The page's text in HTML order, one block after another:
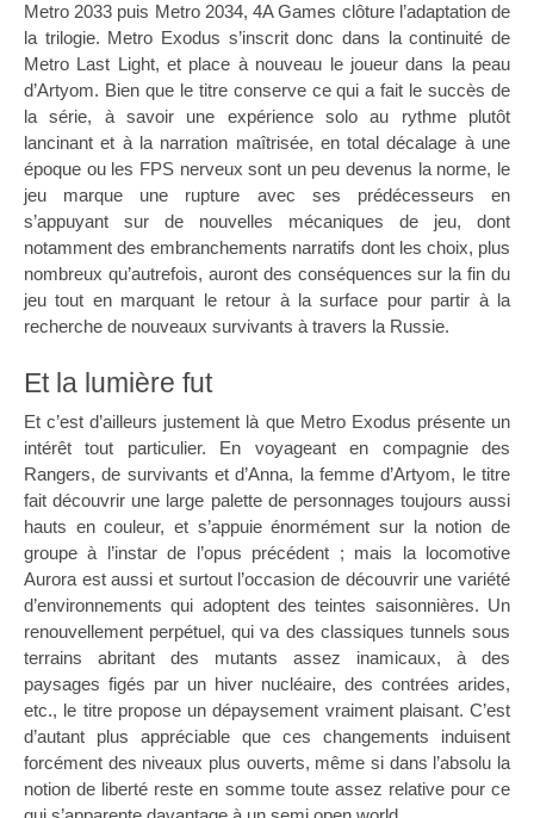
Metro 2033 puis Metro 2034, 4A Games clôture l’adaptation de
la trilogie. Metro Exodus s’inscrit donc dans la continuité de
Metro Last Light, et place à nouveau le joueur dans la peau
d’Artyom. Bien que le titre conserve ce qui a fait le succès de
la série, à savoir une expérience solo au rythme plutôt
lancinant et à la narration maîtrisée, en total décalage à une
époque ou les FPS nerveux sont un peu devenus la norme, le
jeu marque une rupture avec ses prédécesseurs en
s’appuyant sur de nouvelles mécaniques de jeu, dont
notamment des embranchements narratifs dont les choix, plus
nombreux qu’autrefois, auront des conséquences sur la fin du
jeu tout en marquant le retour à la surface pour partir à la
recherche de nouveaux survivants à travers la Russie.
Et la lumière fut
Et c’est d’ailleurs justement là que Metro Exodus présente un
intérêt tout particulier. En voyageant en compagnie des
Rangers, de survivants et d’Anna, la femme d’Artyom, le titre
fait découvrir une large palette de personnages toujours aussi
hauts en couleur, et s’appuie énormément sur la notion de
groupe à l’instar de l’opus précédent ; mais la locomotive
Aurora est aussi et surtout l’occasion de découvrir une variété
d’environnements qui adoptent des teintes saisonnières. Un
renouvellement perpétuel, qui va des classiques tunnels sous
terrains abritant des mutants assez inamicaux, à des
paysages figés par un hiver nucléaire, des contrées arides,
etc., le titre propose un dépaysement vraiment plaisant. C’est
d’autant plus appréciable que ces changements induisent
forcément des niveaux plus ouverts, même si dans l’absolu la
notion de liberté reste en somme toute assez relative pour ce